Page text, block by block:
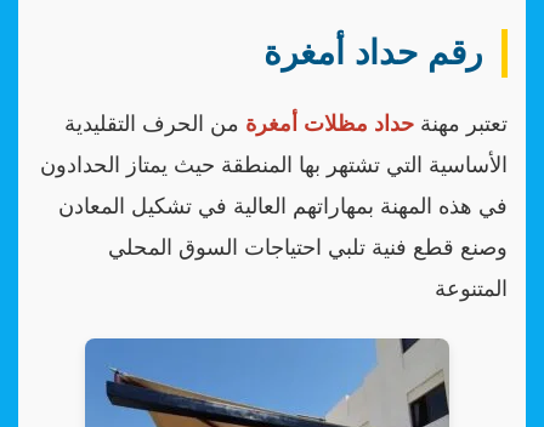
رقم حداد أمغرة
تعتبر مهنة حداد مظلات أمغرة من الحرف التقليدية
الأساسية التي تشتهر بها المنطقة حيث يمتاز الحدادون
في هذه المهنة بمهاراتهم العالية في تشكيل المعادن
وصنع قطع فنية تلبي احتياجات السوق المحلي
المتنوعة